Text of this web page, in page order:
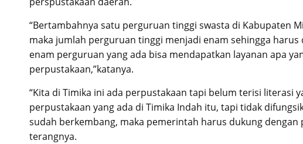
“Bertambahnya satu perguruan tinggi swasta di Kabupaten
maka jumlah perguruan tinggi menjadi enam sehingga
enam perguruan yang ada bisa mendapatkan layanan apa
perpustakaan,”katanya.
“Kita di Timika ini ada perpustakaan tapi belum terisi literasi
perpustakaan yang ada di Timika Indah itu, tapi tidak
sudah berkembang, maka pemerintah harus dukung
terangnya.